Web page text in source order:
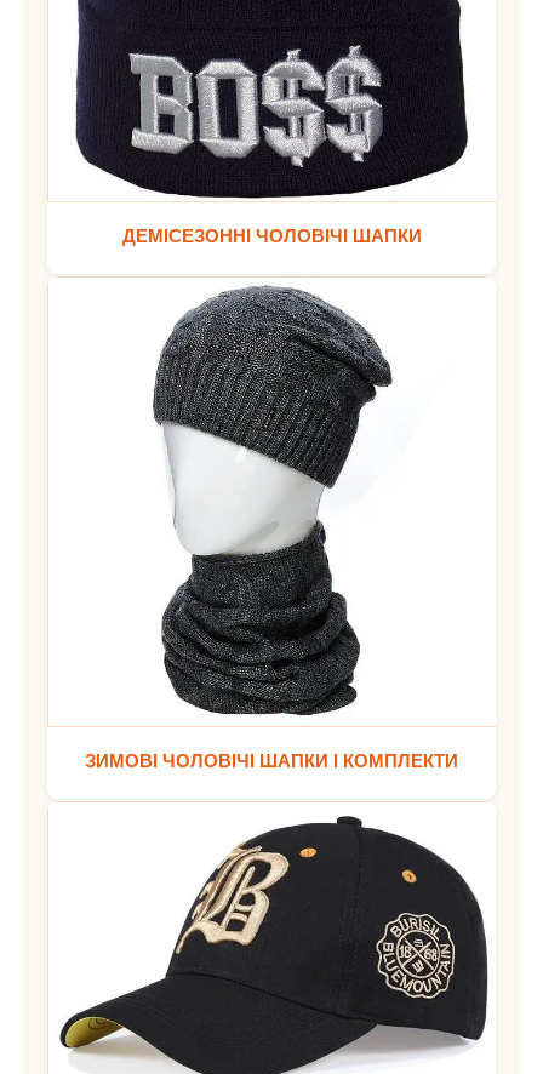
ДЕМІСЕЗОННІ ЧОЛОВІЧІ ШАПКИ
ЗИМОВІ ЧОЛОВІЧІ ШАПКИ І КОМПЛЕКТИ